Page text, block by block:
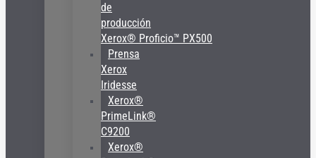
de
producción
Xerox® Proficio™ PX500
Prensa
Xerox
Iridesse
Xerox®
PrimeLink®
C9200
Xerox®